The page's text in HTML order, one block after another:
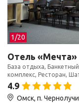
1/20
Отель «Мечта»
База отдыха,
комплекс, Ресторан,
4.9
Омск, п.